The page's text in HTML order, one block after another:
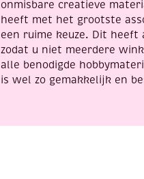
onmisbare creatieve
heeft met het grootste
een ruime keuze. Dit
zodat u niet meerdere
alle benodigde
is wel zo gemakkelijk en